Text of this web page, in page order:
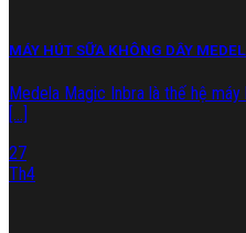
MÁY HÚT SỮA KHÔNG DÂY
Medela Magic Inbra là thế hệ
[...]
27
Th4